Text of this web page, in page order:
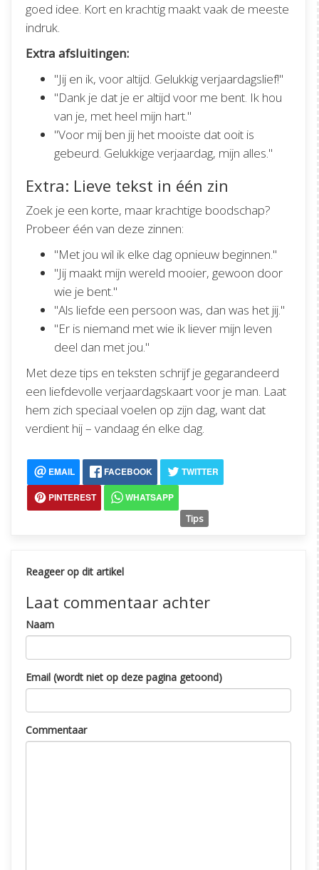
goed idee. Kort en krachtig maakt vaak de meeste
indruk.
Extra afsluitingen:
"Jij en ik, voor altijd. Gelukkig verjaardagslief!"
"Dank je dat je er altijd voor me bent. Ik hou
van je, met heel mijn hart."
"Voor mij ben jij het mooiste dat ooit is
gebeurd. Gelukkige verjaardag, mijn alles."
Extra: Lieve tekst in één zin
Zoek je een korte, maar krachtige boodschap?
Probeer één van deze zinnen:
"Met jou wil ik elke dag opnieuw beginnen."
"Jij maakt mijn wereld mooier, gewoon door
wie je bent."
"Als liefde een persoon was, dan was het jij."
"Er is niemand met wie ik liever mijn leven
deel dan met jou."
Met deze tips en teksten schrijf je gegarandeerd
een liefdevolle verjaardagskaart voor je man. Laat
hem zich speciaal voelen op zijn dag, want dat
verdient hij – vandaag én elke dag.
EMAIL FACEBOOK
TWITTER
PINTEREST
WHATSAPP
Tips
Reageer op dit artikel
Laat commentaar achter
Naam
Email (wordt niet op deze pagina getoond)
Commentaar